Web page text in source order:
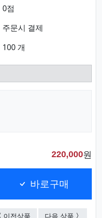
0점
주문시 결제
100 개
220,000원
바로구매
이전상품 백야드 우드 컵받침C
다음 상품 백야드